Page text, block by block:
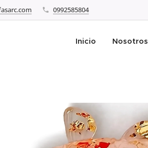
0992585804
Inicio Nosotros